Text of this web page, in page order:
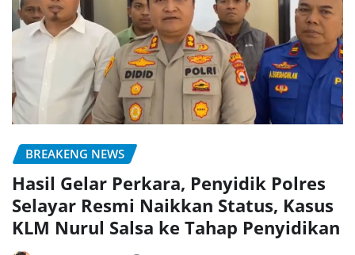
BREAKENG NEWS
Hasil Gelar Perkara, Penyidik Polres
Selayar Resmi Naikkan Status, Kasus
KLM Nurul Salsa ke Tahap Penyidikan